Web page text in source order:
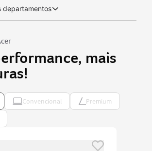
departamentos
mais
Convencional Premium